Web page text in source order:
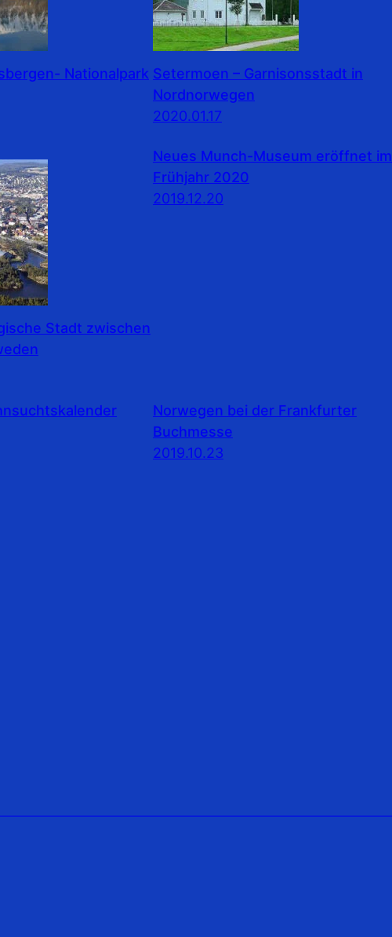
Nationalpark Setermoen – Garnisonsstadt in
Nordnorwegen
2020.01.17
Stadt zwischen
Neues Munch-Museum eröffnet im
Frühjahr 2020
2019.12.20
Norwegen bei der Frankfurter
Buchmesse
2019.10.23